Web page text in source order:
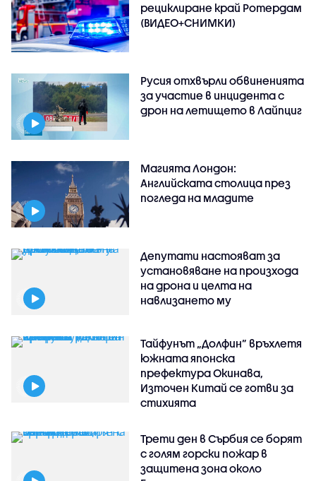
рециклиране край Ротердам
(ВИДЕО+СНИМКИ)
Русия отхвърли обвиненията
за участие в инцидента с
дрон на летището в Лайпциг
Магията Лондон:
Английската столица през
погледа на младите
Депутати настояват за
установяване на произхода
на дрона и целта на
навлизането му
Тайфунът „Долфин” връхлетя
южната японска
префектура Окинава,
Източен Китай се готви за
стихията
Трети ден в Сърбия се борят
с голям горски пожар в
защитена зона около